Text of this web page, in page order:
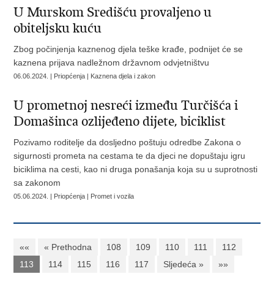
U Murskom Središću provaljeno u
obiteljsku kuću
Zbog počinjenja kaznenog djela teške krađe, podnijet će se
kaznena prijava nadležnom državnom odvjetništvu
06.06.2024. | Priopćenja | Kaznena djela i zakon
U prometnoj nesreći između Turčišća i
Domašinca ozlijeđeno dijete, biciklist
Pozivamo roditelje da dosljedno poštuju odredbe Zakona o
sigurnosti prometa na cestama te da djeci ne dopuštaju igru
biciklima na cesti, kao ni druga ponašanja koja su u suprotnosti
sa zakonom
05.06.2024. | Priopćenja | Promet i vozila
«« « Prethodna 108 109 110 111
112
113
114 115 116 117 Sljedeća » »»